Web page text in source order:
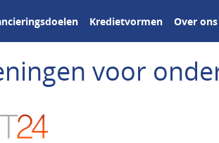
Kredietvormen Over ons
voor